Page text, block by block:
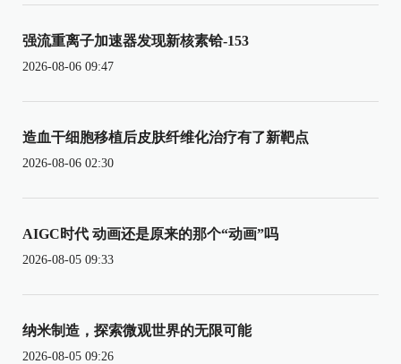
强流重离子加速器发现新核素铪-153
2026-08-06 09:47
造血干细胞移植后皮肤纤维化治疗有了新靶点
2026-08-06 02:30
AIGC时代 动画还是原来的那个“动画”吗
2026-08-05 09:33
纳米制造，探索微观世界的无限可能
2026-08-05 09:26